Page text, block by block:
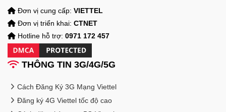
Đơn vị cung cấp: VIETTEL
Đơn vị triển khai: CTNET
Hotline hỗ trợ: 0971 172 457
THÔNG TIN 3G/4G/5G
Cách Đăng Ký 3G Mạng Viettel
Đăng ký 4G Viettel tốc độ cao